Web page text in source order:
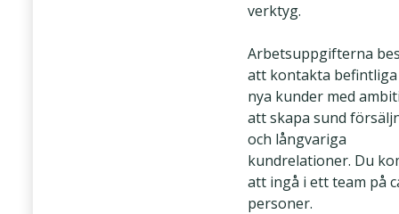
verktyg.
Arbetsuppgifterna
att kontakta
nya kunder med
att skapa sund
och långvariga
kundrelationer. Du
att ingå i ett team på
personer.